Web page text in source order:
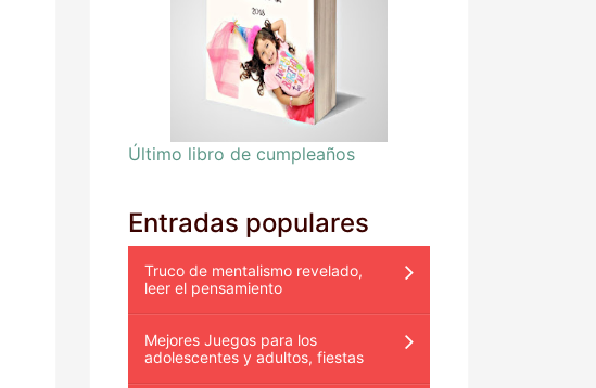
Último libro de cumpleaños
Entradas populares
Truco de mentalismo revelado,
leer el pensamiento
Mejores Juegos para los
adolescentes y adultos, fiestas